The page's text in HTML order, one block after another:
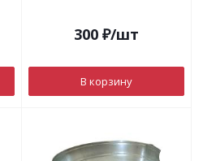
300 ₽/шт
В корзину